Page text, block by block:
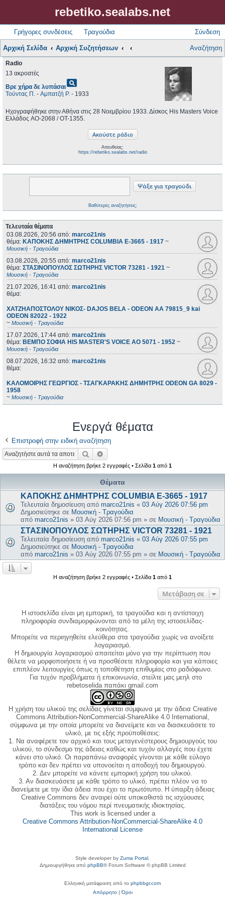
rebetiko.sealabs.net
Γρήγορες συνδέσεις Τραγούδια Σύνδεση
Αρχική Σελίδα Αρχική Συζητήσεων Αναζήτηση
Radio
13 ακροατές
Βρε χήρα δε λυπάσαιpageview
Τούντας Π. - Αμπατζή Ρ. - 1933
Ηχογραφήθηκε στην Αθήνα στις 28 Νοεμβρίου 1933. Δίσκος His Masters Voice
Ελλάδος AO-2068 / OT-1355.
Απευθείας:
https://rebetiko.sealabs.net/radio
Βαθύτερες αναζητήσεις;
Τελευταία θέματα
03.08.2026, 20:56 από: marco21nis
θέμα: ΚΑΠΟΚΗΣ ΔΗΜΗΤΡΗΣ COLUMBIA E-3665 - 1917 ~
Μουσική - Τραγούδια
03.08.2026, 20:55 από: marco21nis
θέμα: ΣΤΑΣΙΝΟΠΟΥΛΟΣ ΣΩΤΗΡΗΣ VICTOR 73281 - 1921 ~
Μουσική - Τραγούδια
21.07.2026, 16:41 από: marco21nis
θέμα:
ΧΑΤΖΗΑΠΟΣΤΟΛΟΥ ΝΙΚΟΣ- DAJOS BELA - ODEON AA 79815_9 kai
ODEON 82022 - 1922
~ Μουσική - Τραγούδια
17.07.2026, 17:44 από: marco21nis
θέμα: ΒΕΜΠΟ ΣΟΦΙΑ HIS MASTER'S VOICE AO 5071 - 1952 ~
Μουσική - Τραγούδια
08.07.2026, 16:32 από: marco21nis
θέμα:
ΚΑΛΟΜΟΙΡΗΣ ΓΕΩΡΓΙΟΣ - ΤΣΑΓΚΑΡΑΚΗΣ ΔΗΜΗΤΡΗΣ ODEON GA 8029 -
1958
~ Μουσική - Τραγούδια
Ενεργά θέματα
Επιστροφή στην ειδική αναζήτηση
Αναζήτηση
Η αναζήτηση βρήκε 2 εγγραφές • Σελίδα 1 από 1
Θέματα
ΚΑΠΟΚΗΣ ΔΗΜΗΤΡΗΣ COLUMBIA E-3665 - 1917
Τελευταία δημοσίευση από marco21nis « 03 Αύγ 2026 07:56 pm
Δημοσιεύτηκε σε Μουσική - Τραγούδια
από marco21nis » 03 Αύγ 2026 07:56 pm » σε Μουσική - Τραγούδια
ΣΤΑΣΙΝΟΠΟΥΛΟΣ ΣΩΤΗΡΗΣ VICTOR 73281 - 1921
Τελευταία δημοσίευση από marco21nis « 03 Αύγ 2026 07:55 pm
Δημοσιεύτηκε σε Μουσική - Τραγούδια
από marco21nis » 03 Αύγ 2026 07:55 pm » σε Μουσική - Τραγούδια
Η αναζήτηση βρήκε 2 εγγραφές • Σελίδα 1 από 1
Μετάβαση σε
Η ιστοσελίδα είναι μη εμπορική, τα τραγούδια και η αντίστοιχη
πληροφορία συνδιαμορφώνονται από τα μέλη της ιστοσελίδας-
κοινότητας.
Μπορείτε να περιηγηθείτε ελεύθερα στα τραγούδια χωρίς να ανοίξετε
λογαριασμό.
Η δημιουργία λογαριασμού απαιτείται μόνο για την περίπτωση που
θέλετε να μορφοποιήσετε ή να προσθέσετε πληροφορία και για κάποιες
επιπλέον λειτουργίες όπως η τοποθέτηση επιθυμίας στο ραδιόφωνο.
Για τυχόν προβλήματα ή επικοινωνία, στείλτε μας μεηλ στο
rebetoselida παπάκι gmail.com
Η χρήση του υλικού της σελίδας γίνεται σύμφωνα με την άδεια Creative
Commons Attribution-NonCommercial-ShareAlike 4.0 International,
σύμφωνα με την οποία μπορείτε να διανείμετε και να διασκευάσετε το
υλικό, με τις εξής προϋποθέσεις:
1. Να αναφέρετε τον αρχικό και τους μεταγενέστερους δημιουργούς του
υλικού, το σύνδεσμο της άδειας καθώς και τυχόν αλλαγές που έχετε
κάνει στο υλικό. Οι παραπάνω αναφορές γίνονται με κάθε εύλογο
τρόπο και δεν πρέπει να υπονοείται η αποδοχή του δημιουργού.
2. Δεν μπορείτε να κάνετε εμπορική χρήση του υλικού.
3. Αν διασκευάσετε με κάθε τρόπο το υλικό, πρέπει πλέον να το
διανείμετε με την ίδια άδεια που έχει το πρωτότυπο. Η ύπαρξη άδειας
Creative Commons δεν αναιρεί ούτε υποκαθιστά τις ισχύουσες
διατάξεις του νόμου περί πνευματικής ιδιοκτησίας.
This work is licensed under a
Creative Commons Attribution-NonCommercial-ShareAlike 4.0
International License
.
Style developer by Zuma Portal
Δημιουργήθηκε από phpBB® Forum Software © phpBB Limited
Ελληνική μετάφραση από το phpbbgr.com
Απόρρητο|Όροι